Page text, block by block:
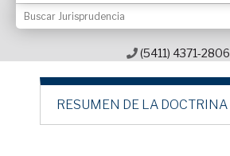
Contacto
(5411) 4371-2806
RESUMEN DE LA DOCTRINA